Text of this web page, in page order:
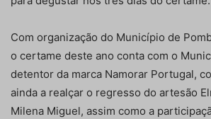
Com organização do Município de
o certame deste ano conta com o
detentor da marca Namorar Portugal,
ainda a realçar o regresso do artesão
Milena Miguel, assim como a